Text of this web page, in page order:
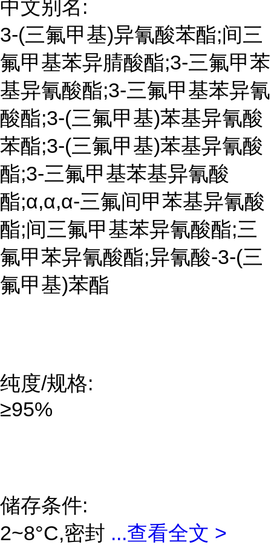
中文别名:
3-(三氟甲基)异氰酸苯酯;间三
氟甲基苯异腈酸酯;3-三氟甲苯
基异氰酸酯;3-三氟甲基苯异氰
酸酯;3-(三氟甲基)苯基异氰酸
苯酯;3-(三氟甲基)苯基异氰酸
酯;3-三氟甲基苯基异氰酸
酯;α,α,α-三氟间甲苯基异氰酸
酯;间三氟甲基苯异氰酸酯;三
氟甲苯异氰酸酯;异氰酸-3-(三
氟甲基)苯酯
纯度/规格:
≥95%
储存条件:
2~8°C,密封 ...查看全文 >